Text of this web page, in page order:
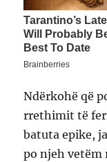
Ndërkohë që
rrethimit të
batuta epike,
po njeh